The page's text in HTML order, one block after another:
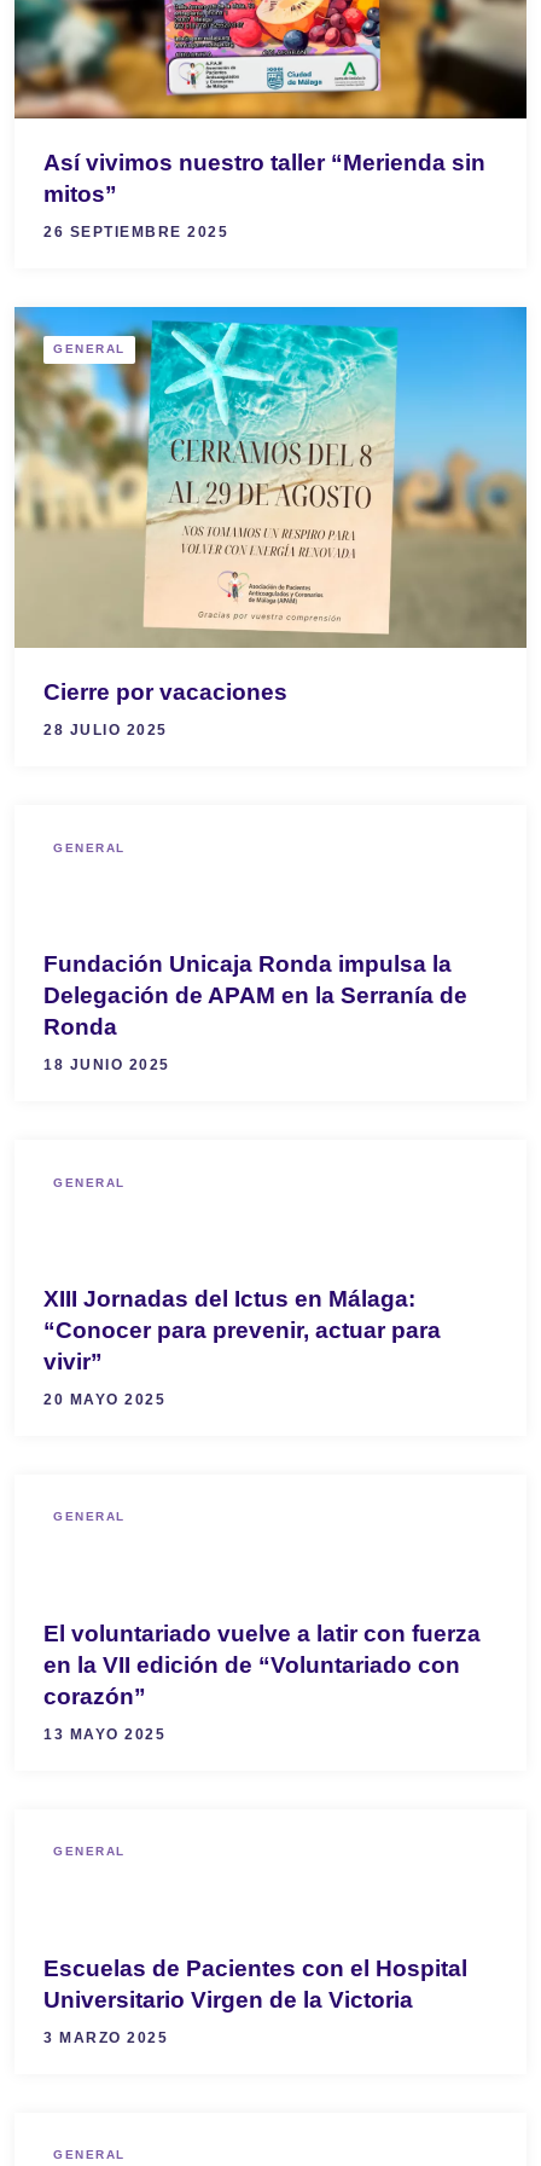
Así vivimos nuestro taller “Merienda sin
mitos”
26 SEPTIEMBRE 2025
GENERAL
Cierre por vacaciones
28 JULIO 2025
GENERAL
Fundación Unicaja Ronda impulsa la
Delegación de APAM en la Serranía de
Ronda
18 JUNIO 2025
GENERAL
XIII Jornadas del Ictus en Málaga:
“Conocer para prevenir, actuar para
vivir”
20 MAYO 2025
GENERAL
El voluntariado vuelve a latir con fuerza
en la VII edición de “Voluntariado con
corazón”
13 MAYO 2025
GENERAL
Escuelas de Pacientes con el Hospital
Universitario Virgen de la Victoria
3 MARZO 2025
GENERAL